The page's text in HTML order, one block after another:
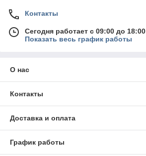
Контакты
Сегодня работает с 09:00 до 18:00
Показать весь график работы
О нас
Контакты
Доставка и оплата
График работы